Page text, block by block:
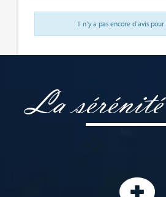
Il n'y a pas encore d'avis
La